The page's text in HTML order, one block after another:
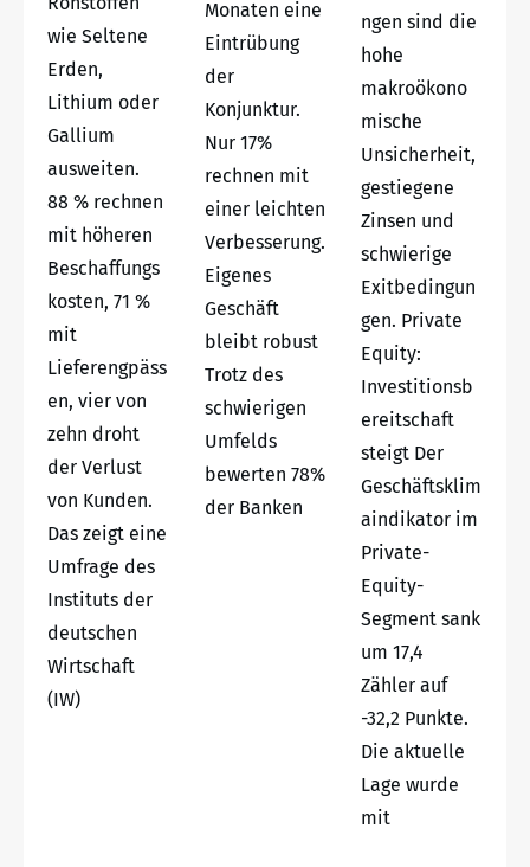
wie Seltene
Erden,
Lithium oder
Gallium
ausweiten.
88 % rechnen
mit höheren
Beschaffungs
kosten, 71 %
mit
Lieferengpäss
en, vier von
zehn droht
der Verlust
von Kunden.
Das zeigt eine
Umfrage des
Instituts der
deutschen
Wirtschaft
(IW)
Monaten eine
Eintrübung
der
Konjunktur.
Nur 17%
rechnen mit
einer leichten
Verbesserung.
Eigenes
Geschäft
bleibt robust
Trotz des
schwierigen
Umfelds
bewerten 78%
der Banken
ngen sind die
hohe
makroökono
mische
Unsicherheit,
gestiegene
Zinsen und
schwierige
Exitbedingun
gen. Private
Equity:
Investitionsb
ereitschaft
steigt Der
Geschäftsklim
aindikator im
Private-
Equity-
Segment sank
um 17,4
Zähler auf
-32,2 Punkte.
Die aktuelle
Lage wurde
mit